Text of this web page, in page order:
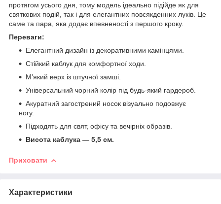
протягом усього дня, тому модель ідеально підійде як для
святкових подій, так і для елегантних повсякденних луків. Це
саме та пара, яка додає впевненості з першого кроку.
Переваги:
Елегантний дизайн із декоративними камінцями.
Стійкий каблук для комфортної ходи.
М’який верх із штучної замші.
Універсальний чорний колір під будь-який гардероб.
Акуратний загострений носок візуально подовжує
ногу.
Підходять для свят, офісу та вечірніх образів.
Висота каблука — 5,5 см.
Приховати
Характеристики